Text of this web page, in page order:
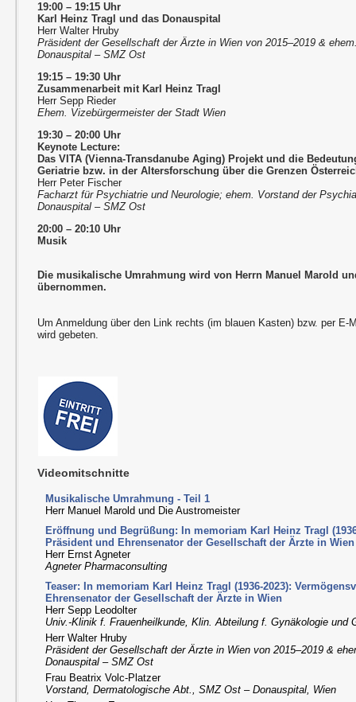
19:00 – 19:15 Uhr
Karl Heinz Tragl und das Donauspital
Herr Walter Hruby
Präsident der Gesellschaft der Ärzte in Wien von 2015–2019 &
Donauspital – SMZ Ost
19:15 – 19:30 Uhr
Zusammenarbeit mit Karl Heinz Tragl
Herr Sepp Rieder
Ehem. Vizebürgermeister der Stadt Wien
19:30 – 20:00 Uhr
Keynote Lecture:
Das VITA (Vienna-Transdanube Aging) Projekt und die
Geriatrie bzw. in der Altersforschung über die Grenzen
Herr Peter Fischer
Facharzt für Psychiatrie und Neurologie; ehem. Vorstand der
Donauspital – SMZ Ost
20:00 – 20:10 Uhr
Musik
Die musikalische Umrahmung wird von Herrn Manuel Marold
übernommen.
Um Anmeldung über den Link rechts (im blauen Kasten) bzw. per E-
wird gebeten.
Videomitschnitte
Musikalische Umrahmung - Teil 1
Herr Manuel Marold und Die Austromeister
Eröffnung und Begrüßung: In memoriam Karl Heinz Tragl
Präsident und Ehrensenator der Gesellschaft der Ärzte in Wien
Herr Ernst Agneter
Agneter Pharmaconsulting
Teaser: In memoriam Karl Heinz Tragl (1936-2023):
Ehrensenator der Gesellschaft der Ärzte in Wien
Herr Sepp Leodolter
Univ.-Klinik f. Frauenheilkunde, Klin. Abteilung f. Gynäkologie und
Herr Walter Hruby
Präsident der Gesellschaft der Ärzte in Wien von 2015–2019 &
Donauspital – SMZ Ost
Frau Beatrix Volc-Platzer
Vorstand, Dermatologische Abt., SMZ Ost – Donauspital, Wien